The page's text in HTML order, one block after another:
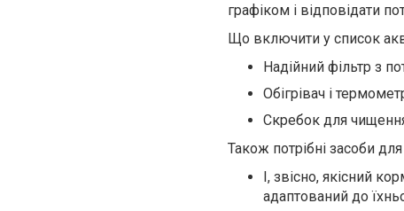
графіком і відповідати
Що включити у список
Надійний фільтр з
Обігрівач і
Скребок для
Також потрібні засоби для
І, звісно, якісний
адаптований до